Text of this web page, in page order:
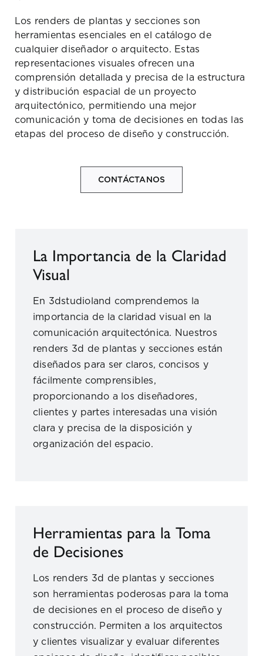
Los renders de plantas y secciones son
herramientas esenciales en el catálogo de
cualquier diseñador o arquitecto. Estas
representaciones visuales ofrecen una
comprensión detallada y precisa de la estructura
y distribución espacial de un proyecto
arquitectónico, permitiendo una mejor
comunicación y toma de decisiones en todas las
etapas del proceso de diseño y construcción.
CONTÁCTANOS
La Importancia de la Claridad
Visual
En 3dstudioland comprendemos la
importancia de la claridad visual en la
comunicación arquitectónica. Nuestros
renders 3d de plantas y secciones están
diseñados para ser claros, concisos y
fácilmente comprensibles,
proporcionando a los diseñadores,
clientes y partes interesadas una visión
clara y precisa de la disposición y
organización del espacio.
Herramientas para la Toma
de Decisiones
Los renders 3d de plantas y secciones
son herramientas poderosas para la toma
de decisiones en el proceso de diseño y
construcción. Permiten a los arquitectos
y clientes visualizar y evaluar diferentes